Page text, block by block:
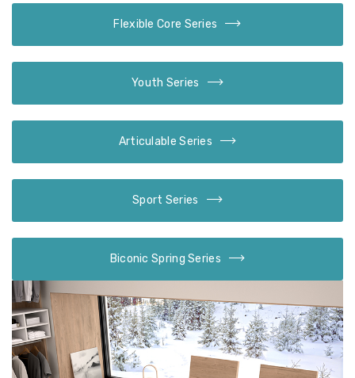
Flexible Core Series
Youth Series
Articulable Series
Sport Series
Biconic Spring Series